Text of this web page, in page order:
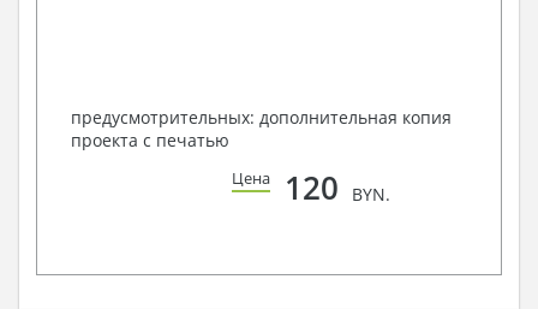
предусмотрительных: дополнительная копия
проекта с печатью
Цена 120 BYN.